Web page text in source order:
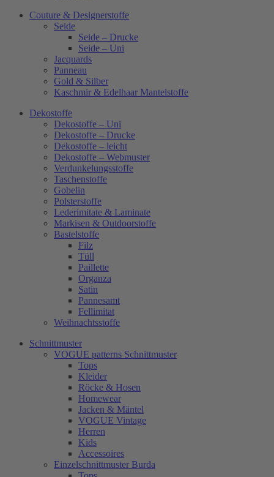
Couture & Designerstoffe
Seide
Seide – Drucke
Seide – Uni
Jacquards
Panneau
Gold & Silber
Kaschmir & Edelhaar Mantelstoffe
Dekostoffe
Dekostoffe – Uni
Dekostoffe – Drucke
Dekostoffe – leicht
Dekostoffe – Webmuster
Verdunkelungsstoffe
Taschenstoffe
Gobelin
Polsterstoffe
Lederimitate & Laminate
Markisen & Outdoorstoffe
Bastelstoffe
Filz
Tüll
Paillette
Organza
Satin
Pannesamt
Fellimitat
Weihnachtsstoffe
Schnittmuster
VOGUE patterns Schnittmuster
Tops
Kleider
Röcke & Hosen
Homewear
Jacken & Mäntel
VOGUE Vintage
Herren
Kids
Accessoires
Einzelschnittmuster Burda